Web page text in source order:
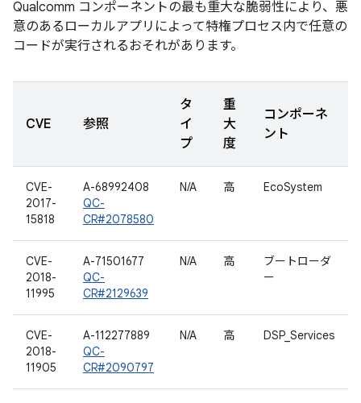
Qualcomm コンポーネントの最も重大な脆弱性により、悪
意のあるローカルアプリによって特権プロセス内で任意の
コードが実行されるおそれがあります。
CVE 参照
タ
イ
プ
重
大
度
コンポーネ
ント
CVE-
2017-
15818
A-68992408
QC-
CR#2078580
N/A 高 EcoSystem
CVE-
2018-
11995
A-71501677
QC-
CR#2129639
N/A 高
ブートローダ
ー
CVE-
2018-
11905
A-112277889
QC-
CR#2090797
N/A 高 DSP_Services